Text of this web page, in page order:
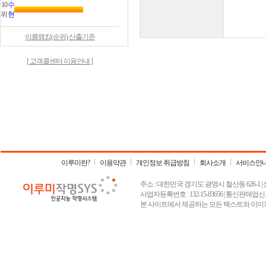
10
위
수
현
이름랭킹(순위) 산출기준
[ 고객콜센터 이용안내 ]
이루미란? 이용약관 개인정보 취급방침 회사소개 서비스안
주소 : 대한민국 경기도 광명시 철산동 626-1 |
사업자등록번호 : 132-15-83656 | 통신판매업
본 사이트에서 제공하는 모든 텍스트와 이